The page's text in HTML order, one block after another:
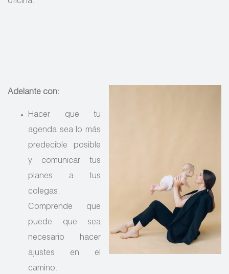
oficina.
Adelante con:
Hacer que tu
agenda sea lo más
predecible posible
y comunicar tus
planes a tus
colegas.
Comprende que
puede que sea
necesario hacer
ajustes en el
camino.